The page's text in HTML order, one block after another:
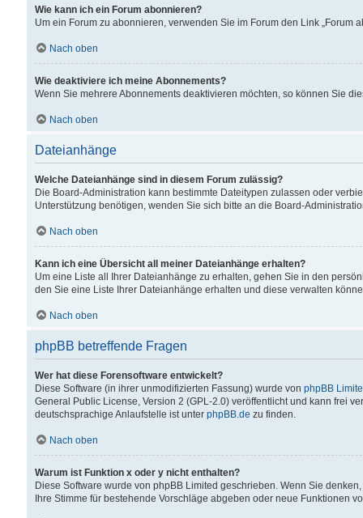
Wie kann ich ein Forum abonnieren?
Um ein Forum zu abonnieren, verwenden Sie im Forum den Link „Forum
Nach oben
Wie deaktiviere ich meine Abonnements?
Wenn Sie mehrere Abonnements deaktivieren möchten, so können Sie
Nach oben
Dateianhänge
Welche Dateianhänge sind in diesem Forum zulässig?
Die Board-Administration kann bestimmte Dateitypen zulassen oder
Unterstützung benötigen, wenden Sie sich bitte an die Board-
Nach oben
Kann ich eine Übersicht all meiner Dateianhänge erhalten?
Um eine Liste all Ihrer Dateianhänge zu erhalten, gehen Sie in den
den Sie eine Liste Ihrer Dateianhänge erhalten und diese verwalten
Nach oben
phpBB betreffende Fragen
Wer hat diese Forensoftware entwickelt?
Diese Software (in ihrer unmodifizierten Fassung) wurde von phpBB
General Public License, Version 2 (GPL-2.0) veröffentlicht und kann frei
deutschsprachige Anlaufstelle ist unter phpBB.de zu finden.
Nach oben
Warum ist Funktion x oder y nicht enthalten?
Diese Software wurde von phpBB Limited geschrieben. Wenn Sie
Ihre Stimme für bestehende Vorschläge abgeben oder neue Funktionen